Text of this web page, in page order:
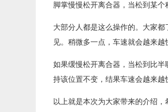
脚掌慢慢松开离合器，当松到某
大部分人都是这么操作的。大家
见。稍微多一点，车速就会越来越
如果缓慢松开离合器，当松到比
持该位置不变，结果车速会越来越
以上就是本次为大家带来的介绍